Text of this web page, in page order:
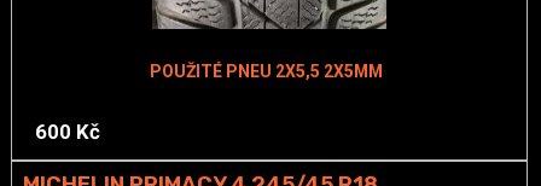
POUŽITÉ PNEU 2X5,5 2X5MM
600 Kč